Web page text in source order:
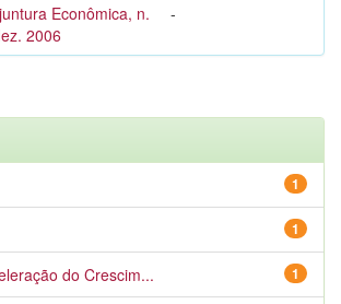
Econômica, n.
2006
-
1
1
1
do Crescim...